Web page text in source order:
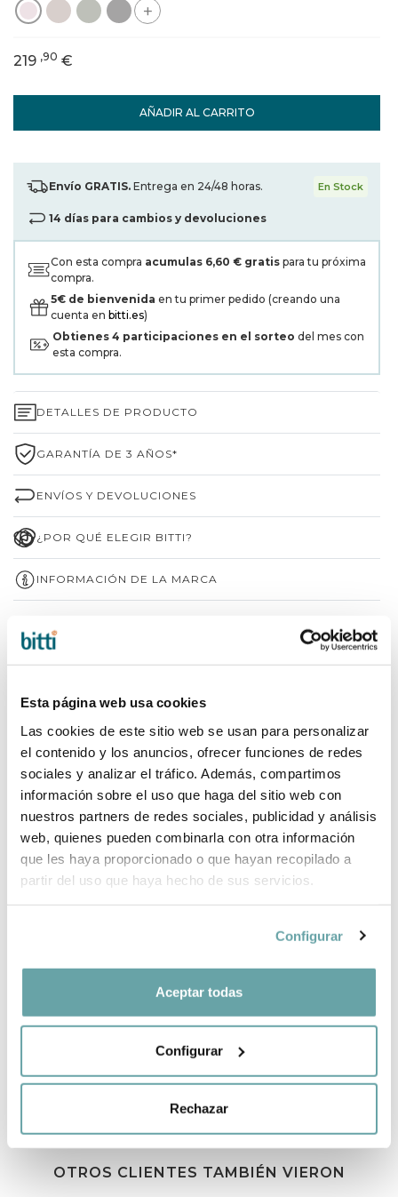
Esta página web usa cookies
Las cookies de este sitio web se usan para personalizar
el contenido y los anuncios, ofrecer funciones de redes
sociales y analizar el tráfico. Además, compartimos
información sobre el uso que haga del sitio web con
nuestros partners de redes sociales, publicidad y análisis
web, quienes pueden combinarla con otra información
que les haya proporcionado o que hayan recopilado a
partir del uso que haya hecho de sus servicios.
Configurar
Aceptar todas
Configurar
Rechazar
+
AÑADIR AL CARRITO
219 ,90 €
Envío GRATIS. Entrega en 24/48 horas. En Stock
14 días para cambios y devoluciones
Con esta compra acumulas 6,60 € gratis para tu próxima
compra.
5€ de bienvenida en tu primer pedido (creando una
cuenta en bitti.es)
Obtienes 4 participaciones en el sorteo del mes con
esta compra.
DETALLES DE PRODUCTO
GARANTÍA DE 3 AÑOS*
ENVÍOS Y DEVOLUCIONES
¿POR QUÉ ELEGIR BITTI?
INFORMACIÓN DE LA MARCA
COMPLEMENTA TU COMPRA
OTROS CLIENTES TAMBIÉN VIERON